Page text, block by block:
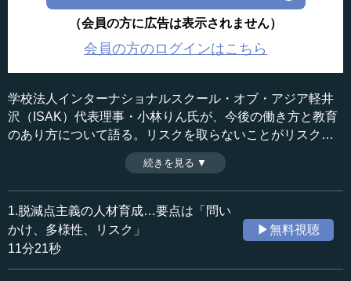
（会員の方に広告は表示されません）
会員の方のログインはこちら
学校法人インターナショナルスクール・オブ・アジア軽井
沢（ISAK）代表理事・小林りん氏が、今後の働き方と教育
のあり方について語る。リスクを取らないことがリスクと
なる時代において、自分が何をしたいのか、真摯に問いか
ける必要がある。小林氏が代表理事を務めるISAKの、多様
性を重視した教育についても解説する。（全2話中第2話）
収録日：2017年5月15日
追加日：2017年6月27日
カテゴリー：
教育
グローバル人材
続きを見る ▼
1.脱減点主義の人材育成…要点は「問い
かけ、多様性、リスク」
11分21秒
▶無料視聴